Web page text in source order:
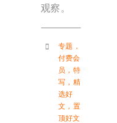
观察。
专题 ，
付费会
员 ， 特
写 ， 精
选好
文 ， 置
顶好文